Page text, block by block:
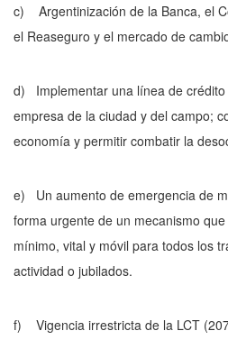
c) Argentinización de la Banca, el
el Rea­seguro y el mercado de
d) Implementar una línea de
empresa de la ciudad y del campo;
economía y permitir combatir la
e) Un aumento de emergencia de
forma urgente de un mecanismo
mínimo, vital y móvil para todos los
actividad o jubilados.
f) Vigencia irrestricta de la LCT